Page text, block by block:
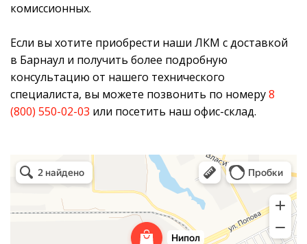
комиссионных.
Если вы хотите приобрести наши ЛКМ с доставкой
в Барнаул и получить более подробную
консультацию от нашего технического
специалиста, вы можете позвонить по номеру8
(800) 550-02-03 или посетить наш офис-склад.